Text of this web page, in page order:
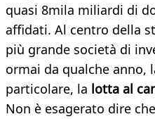
quasi 8mila miliardi di
affidati. Al centro della
più grande società di
ormai da qualche anno,
particolare, la lotta al
Non è esagerato dire